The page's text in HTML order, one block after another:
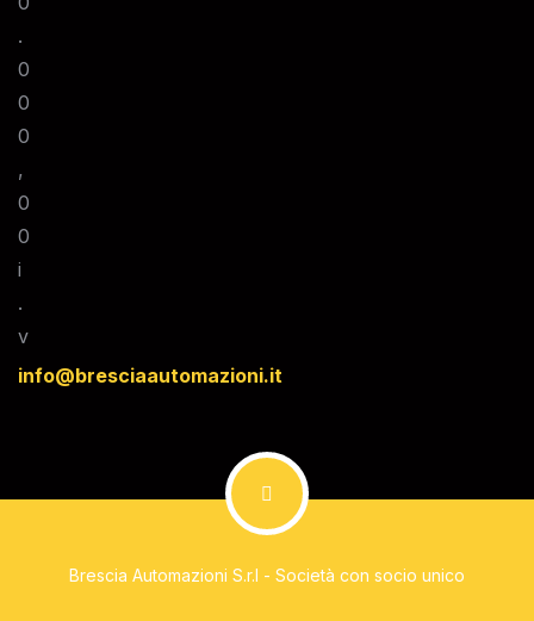
.
0
0
0
,
0
0
i
.
v
info@bresciaautomazioni.it
Brescia Automazioni S.r.l - Società con socio unico